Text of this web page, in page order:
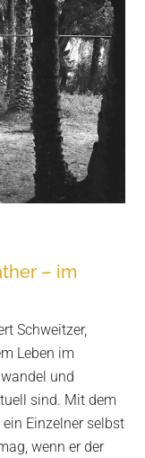
– im
Schweitzer,
Leben im
und
sind. Mit dem
Einzelner selbst
wenn er der